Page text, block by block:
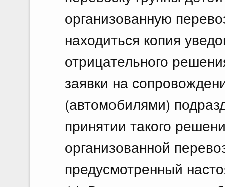
организованную
находиться копия
отрицательного
заявки на
(автомобилями)
принятии такого
организованной
предусмотренный